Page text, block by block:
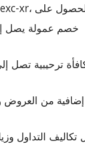
🔥 خصم عمولة يصل
إضافية من العروض
تكاليف التداول